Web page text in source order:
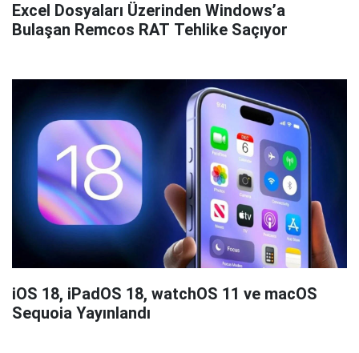
Excel Dosyaları Üzerinden Windows’a
Bulaşan Remcos RAT Tehlike Saçıyor
iOS 18, iPadOS 18, watchOS 11 ve macOS
Sequoia Yayınlandı